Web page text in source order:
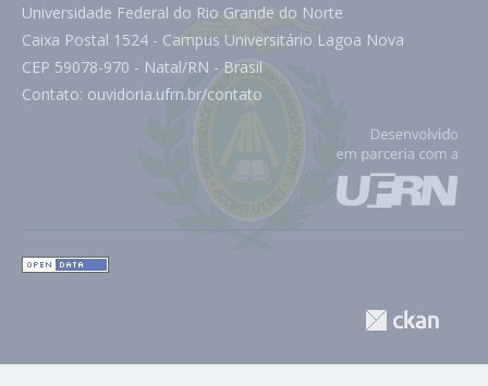
Universidade Federal do Rio Grande do Norte
Caixa Postal 1524 - Campus Universitário Lagoa Nova
CEP 59078-970 - Natal/RN - Brasil
Contato: ouvidoria.ufrn.br/contato